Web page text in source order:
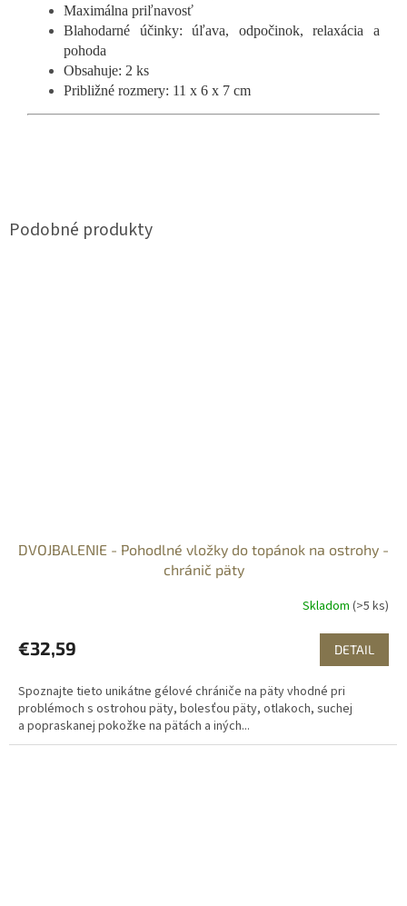
Maximálna priľnavosť
Blahodarné účinky: úľava, odpočinok, relaxácia a
pohoda
Obsahuje: 2 ks
Približné rozmery: 11 x 6 x 7 cm
DVOJBALENIE - Pohodlné vložky do topánok na ostrohy -
chránič päty
Skladom (>5 ks)
€32,59 DETAIL
Spoznajte tieto unikátne gélové chrániče na päty vhodné pri
problémoch s ostrohou päty, bolesťou päty, otlakoch, suchej
a popraskanej pokožke na pätách a iných...